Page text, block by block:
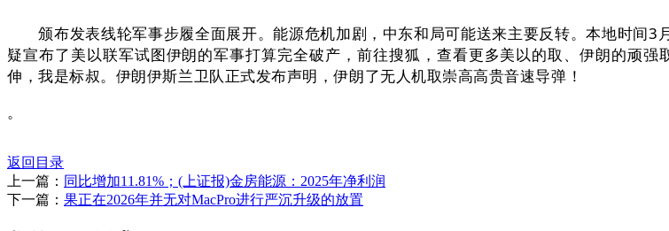
颁布发表线轮军事步履全面展开。能源危机加剧，中东和局可能送来主要反转。本地时间3
疑宣布了美以联军试图伊朗的军事打算完全破产，前往搜狐，查看更多美以的取、伊朗的顽
伸，我是标叔。伊朗伊斯兰卫队正式发布声明，伊朗了无人机取崇高高贵音速导弹！
。
返回目录
上一篇： 同比增加11.81%；(上证报)金房能源：2025年净利润
下一篇： 果正在2026年并无对MacPro进行严沉升级的放置